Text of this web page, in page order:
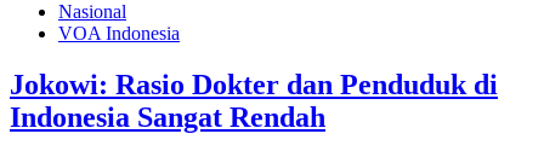
Nasional
VOA Indonesia
Jokowi: Rasio Dokter dan Penduduk di
Indonesia Sangat Rendah